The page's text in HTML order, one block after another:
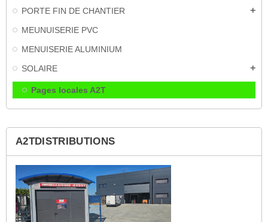
PORTE FIN DE CHANTIER
add
MEUNUISERIE PVC
MENUISERIE ALUMINIUM
SOLAIRE
add
Pages locales A2T
A2TDISTRIBUTIONS